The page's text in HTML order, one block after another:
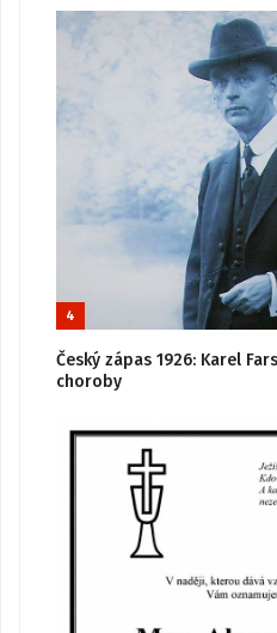
4
Český zápas 1926: Karel
choroby